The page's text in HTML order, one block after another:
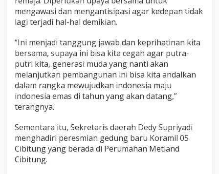
mengawasi dan mengantisipasi agar kedepan tidak
lagi terjadi hal-hal demikian.
“Ini menjadi tanggung jawab dan keprihatinan kita
bersama, supaya ini bisa kita cegah agar putra-
putri kita, generasi muda yang nanti akan
melanjutkan pembangunan ini bisa kita andalkan
dalam rangka mewujudkan indonesia maju
indonesia emas di tahun yang akan datang,”
terangnya.
Sementara itu, Sekretaris daerah Dedy Supriyadi
menghadiri peresmian gedung baru Koramil 05
Cibitung yang berada di Perumahan Metland
Cibitung.